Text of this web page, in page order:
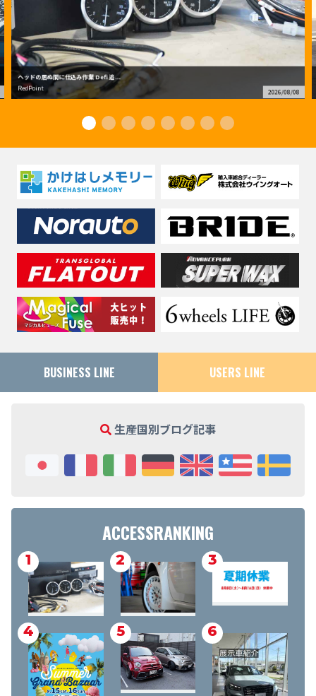
ヘッドの居ぬ間に仕込み作業 Defi 追...
RedPoint
2026/08/08
BUSINESS LINE USERS LINE
生産国別ブログ記事
ACCESSRANKING
1 2 3
4 5 6